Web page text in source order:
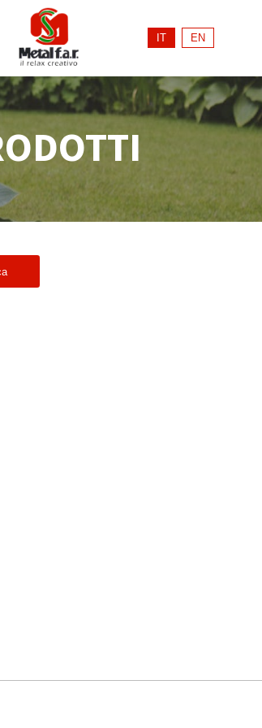
IT EN